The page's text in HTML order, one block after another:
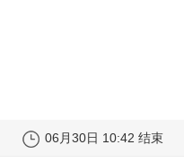
06月30日 10:42 结束